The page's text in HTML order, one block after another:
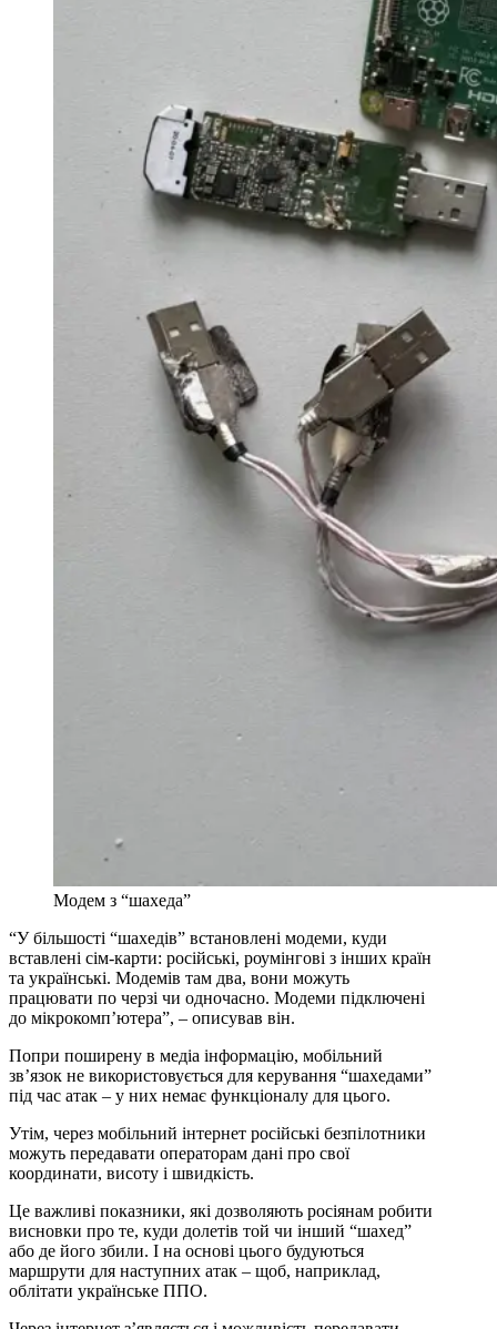
Модем з “шахеда”
“У більшості “шахедів” встановлені модеми, куди
вставлені сім-карти: російські, роумінгові з інших країн
та українські. Модемів там два, вони можуть
працювати по черзі чи одночасно. Модеми підключені
до мікрокомп’ютера”, – описував він.
Попри поширену в медіа інформацію, мобільний
зв’язок не використовується для керування “шахедами”
під час атак – у них немає функціоналу для цього.
Утім, через мобільний інтернет російські безпілотники
можуть передавати операторам дані про свої
координати, висоту і швидкість.
Це важливі показники, які дозволяють росіянам робити
висновки про те, куди долетів той чи інший “шахед”
або де його збили. І на основі цього будуються
маршрути для наступних атак – щоб, наприклад,
облітати українське ППО.